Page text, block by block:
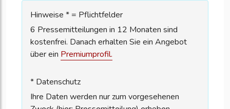
Hinweise * = Pflichtfelder
6 Pressemitteilungen in 12 Monaten sind
kostenfrei. Danach erhalten Sie ein Angebot
über ein Premiumprofil.
* Datenschutz
Ihre Daten werden nur zum vorgesehenen